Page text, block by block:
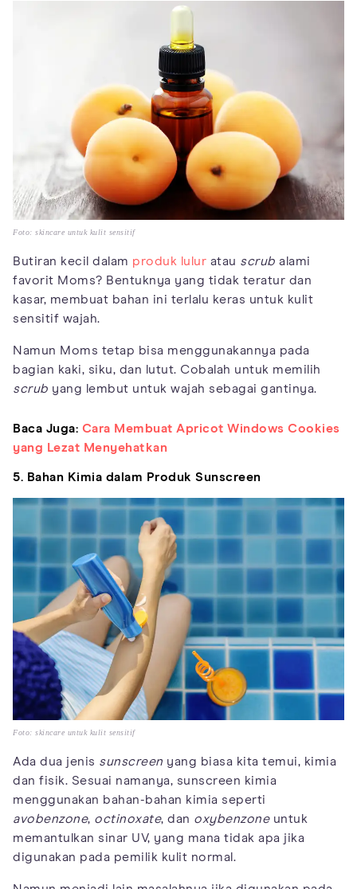
Foto: skincare untuk kulit sensitif
Butiran kecil dalam produk lulur atau scrub alami
favorit Moms? Bentuknya yang tidak teratur dan
kasar, membuat bahan ini terlalu keras untuk kulit
sensitif wajah.
Namun Moms tetap bisa menggunakannya pada
bagian kaki, siku, dan lutut. Cobalah untuk memilih
scrub yang lembut untuk wajah sebagai gantinya.
Baca Juga: Cara Membuat Apricot Windows Cookies
yang Lezat Menyehatkan
5. Bahan Kimia dalam Produk Sunscreen
Foto: skincare untuk kulit sensitif
Ada dua jenis sunscreen yang biasa kita temui, kimia
dan fisik. Sesuai namanya, sunscreen kimia
menggunakan bahan-bahan kimia seperti
avobenzone, octinoxate, dan oxybenzoneuntuk
memantulkan sinar UV, yang mana tidak apa jika
digunakan pada pemilik kulit normal.